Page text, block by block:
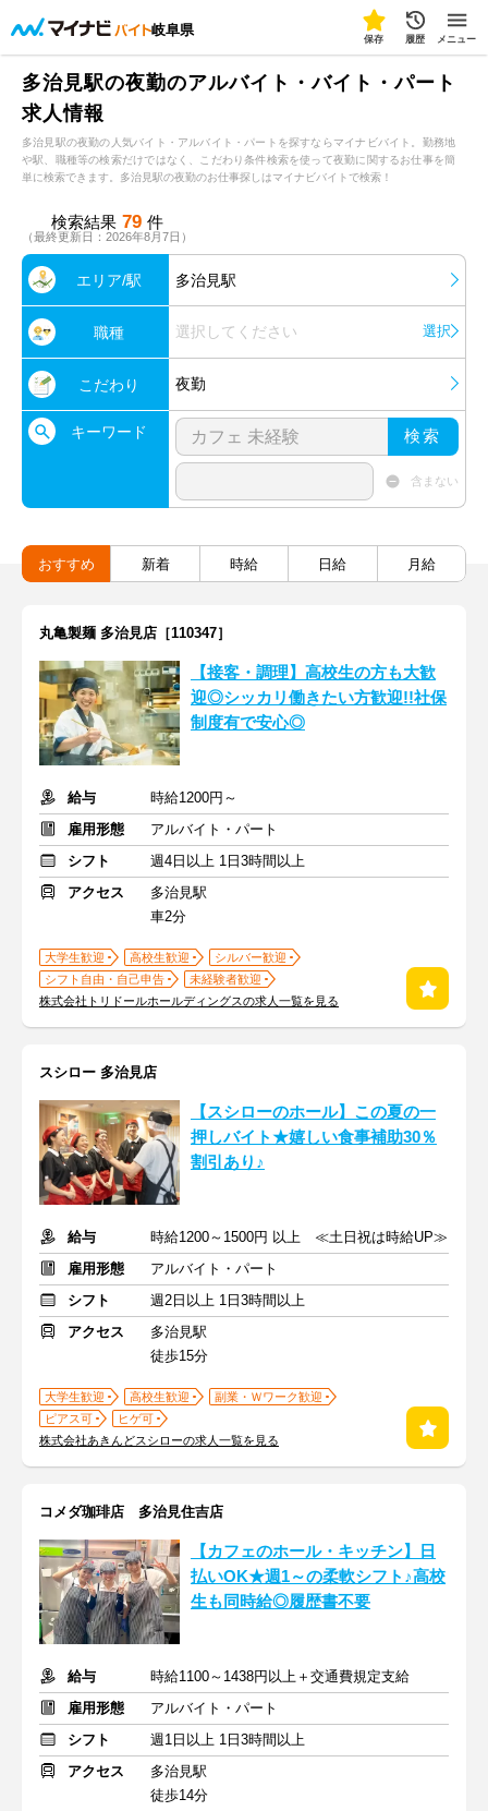
岐阜県
保存 履歴 メニュー
多治見駅の夜勤のアルバイト・バイト・パート
求人情報
多治見駅の夜勤の人気バイト・アルバイト・パートを探すならマイナビバイト。勤務地
や駅、職種等の検索だけではなく、こだわり条件検索を使って夜勤に関するお仕事を簡
単に検索できます。多治見駅の夜勤のお仕事探しはマイナビバイトで検索！
検索結果 79 件
（最終更新日：2026年8月7日）
エリア/駅 多治見駅
職種 選択してください 選択
こだわり 夜勤
キーワード 検索
含まない
おすすめ 新着 時給 日給 月給
丸亀製麺 多治見店［110347］
【接客・調理】高校生の方も大歓
迎◎シッカリ働きたい方歓迎!!社保
制度有で安心◎
給与
時給1200円～
雇用形態
アルバイト・パート
シフト
週4日以上 1日3時間以上
アクセス
多治見駅
車2分
大学生歓迎 高校生歓迎
シルバー歓迎
シフト自由・自己申告
未経験者歓迎
株式会社トリドールホールディングスの求人一覧を見る
スシロー 多治見店
【スシローのホール】この夏の一
押しバイト★嬉しい食事補助30％
割引あり♪
給与
時給1200～1500円 以上 ≪土日祝は時給UP≫
雇用形態
アルバイト・パート
シフト
週2日以上 1日3時間以上
アクセス
多治見駅
徒歩15分
大学生歓迎 高校生歓迎
副業・Ｗワーク歓迎
ピアス可
ヒゲ可
株式会社あきんどスシローの求人一覧を見る
コメダ珈琲店 多治見住吉店
【カフェのホール・キッチン】日
払いOK★週1～の柔軟シフト♪高校
生も同時給◎履歴書不要
給与
時給1100～1438円以上＋交通費規定支給
雇用形態
アルバイト・パート
シフト
週1日以上 1日3時間以上
アクセス
多治見駅
徒歩14分